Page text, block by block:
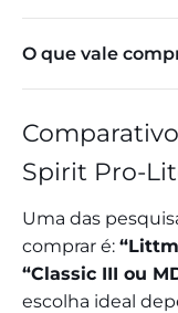
O que vale
Spirit Pro-
Uma das
comprar é:
“Classic III ou
escolha ideal